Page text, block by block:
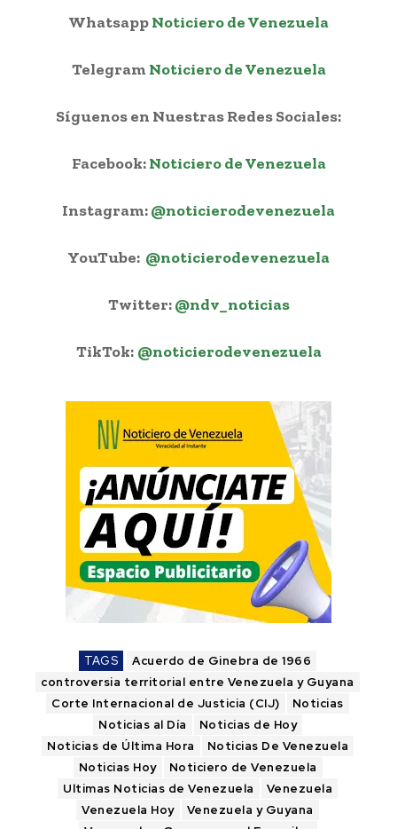
WhatsappNoticiero de Venezuela
Telegram Noticiero de Venezuela
Síguenos en Nuestras Redes Sociales:
Facebook:Noticiero de Venezuela
Instagram:@noticierodevenezuela
YouTube: @noticierodevenezuela
Twitter:@ndv_noticias
TikTok: @noticierodevenezuela
TAGS
Acuerdo de Ginebra de 1966
controversia territorial entre Venezuela y Guyana
Corte Internacional de Justicia (CIJ)
Noticias
Noticias al Día
Noticias de Hoy
Noticias de Última Hora
Noticias De Venezuela
Noticias Hoy
Noticiero de Venezuela
Ultimas Noticias de Venezuela
Venezuela
Venezuela Hoy
Venezuela y Guyana